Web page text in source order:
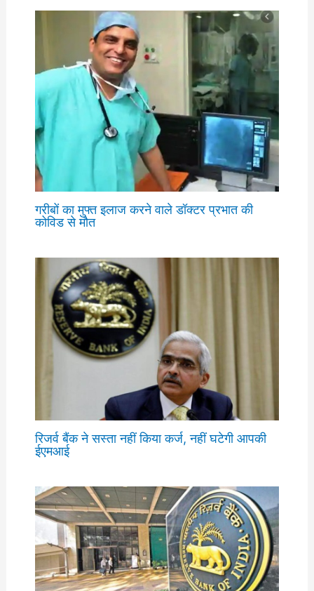
गरीबों का मुफ्त इलाज करने वाले डॉक्टर प्रभात की
कोविड से मौत
रिजर्व बैंक ने सस्ता नहीं किया कर्ज, नहीं घटेगी आपकी
ईएमआई